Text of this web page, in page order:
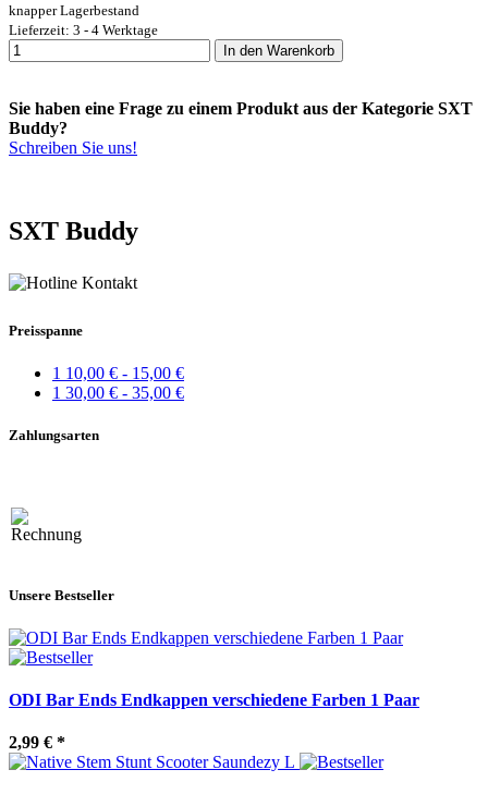
knapper Lagerbestand
Lieferzeit: 3 - 4 Werktage
In den Warenkorb
Sie haben eine Frage zu einem Produkt aus der Kategorie SXT
Buddy?
Schreiben Sie uns!
SXT Buddy
Preisspanne
1 10,00 € - 15,00 €
1 30,00 € - 35,00 €
Zahlungsarten
Unsere Bestseller
ODI Bar Ends Endkappen verschiedene Farben 1 Paar
2,99 € *